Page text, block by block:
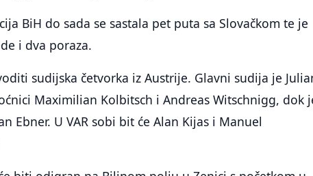
BiH do sada se sastala pet puta sa Slovačkom te je
i dva poraza.
sudijska četvorka iz Austrije. Glavni sudija je
Maximilian Kolbitsch i Andreas Witschnigg, dok
Ebner. U VAR sobi bit će Alan Kijas i Manuel